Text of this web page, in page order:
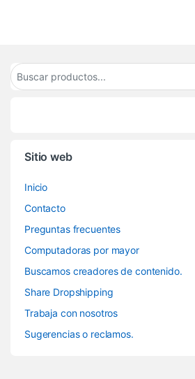
Sitio web
Inicio
Contacto
Preguntas frecuentes
Computadoras por mayor
Buscamos creadores de contenido.
Share Dropshipping
Trabaja con nosotros
Sugerencias o reclamos.